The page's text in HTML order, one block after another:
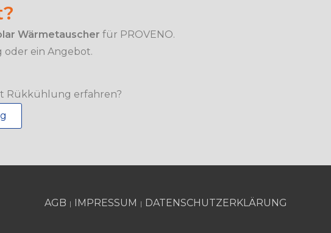
Wärmetauscher für PROVENO.
oder ein Angebot.
Rükkühlung erfahren?
AGB IMPRESSUM DATENSCHUTZERKLÄRUNG